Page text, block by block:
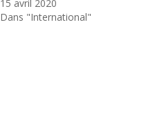
15 avril 2020
Dans "International"